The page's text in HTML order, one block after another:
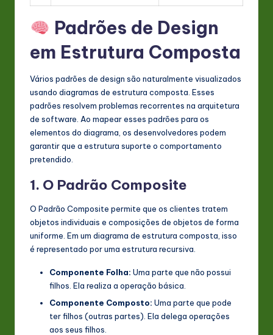
Padrões de Design
em Estrutura Composta
Vários padrões de design são naturalmente visualizados
usando diagramas de estrutura composta. Esses
padrões resolvem problemas recorrentes na arquitetura
de software. Ao mapear esses padrões para os
elementos do diagrama, os desenvolvedores podem
garantir que a estrutura suporte o comportamento
pretendido.
1. O Padrão Composite
O Padrão Composite permite que os clientes tratem
objetos individuais e composições de objetos de forma
uniforme. Em um diagrama de estrutura composta, isso
é representado por uma estrutura recursiva.
Componente Folha: Uma parte que não possui
filhos. Ela realiza a operação básica.
Componente Composto: Uma parte que pode
ter filhos (outras partes). Ela delega operações
aos seus filhos.